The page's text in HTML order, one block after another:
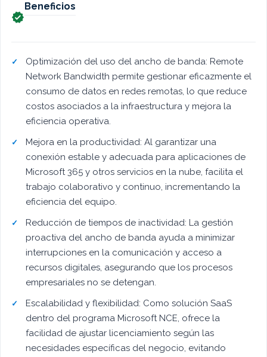

Beneficios
Optimización del uso del ancho de banda: Remote
Network Bandwidth permite gestionar eficazmente el
consumo de datos en redes remotas, lo que reduce
costos asociados a la infraestructura y mejora la
eficiencia operativa.
Mejora en la productividad: Al garantizar una
conexión estable y adecuada para aplicaciones de
Microsoft 365 y otros servicios en la nube, facilita el
trabajo colaborativo y continuo, incrementando la
eficiencia del equipo.
Reducción de tiempos de inactividad: La gestión
proactiva del ancho de banda ayuda a minimizar
interrupciones en la comunicación y acceso a
recursos digitales, asegurando que los procesos
empresariales no se detengan.
Escalabilidad y flexibilidad: Como solución SaaS
dentro del programa Microsoft NCE, ofrece la
facilidad de ajustar licenciamiento según las
necesidades específicas del negocio, evitando